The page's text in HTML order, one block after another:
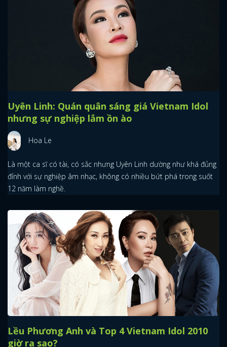
Uyên Linh: Quán quân sáng giá Vietnam Idol
nhưng sự nghiệp lắm ồn ào
Hoa Le
Là một ca sĩ có tài, có sắc nhưng Uyên Linh dường như khá đủng
đỉnh với sự nghiệp âm nhạc, không có nhiều bứt phá trong suốt
12 năm làm nghề.
Lều Phương Anh và Top 4 Vietnam Idol 2010
giờ ra sao?